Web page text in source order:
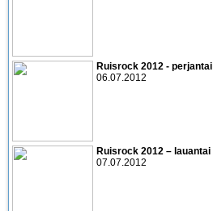
Ruisrock 2012 - perjantai
06.07.2012
Ruisrock 2012 – lauantai
07.07.2012